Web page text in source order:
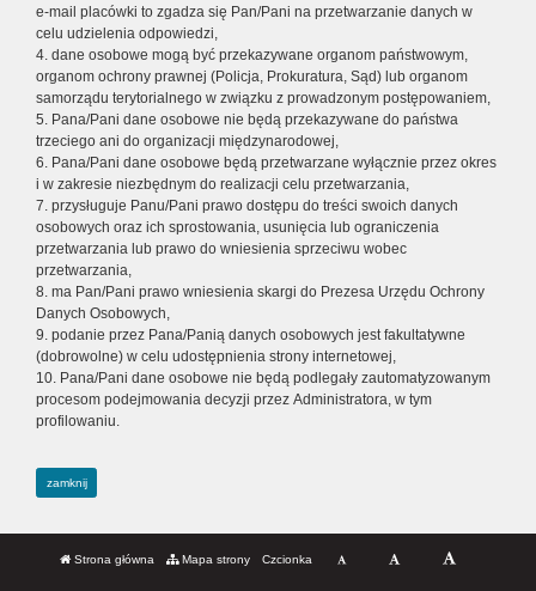
e-mail placówki to zgadza się Pan/Pani na przetwarzanie danych w
celu udzielenia odpowiedzi,
4. dane osobowe mogą być przekazywane organom państwowym,
organom ochrony prawnej (Policja, Prokuratura, Sąd) lub organom
samorządu terytorialnego w związku z prowadzonym postępowaniem,
5. Pana/Pani dane osobowe nie będą przekazywane do państwa
trzeciego ani do organizacji międzynarodowej,
6. Pana/Pani dane osobowe będą przetwarzane wyłącznie przez okres
i w zakresie niezbędnym do realizacji celu przetwarzania,
7. przysługuje Panu/Pani prawo dostępu do treści swoich danych
osobowych oraz ich sprostowania, usunięcia lub ograniczenia
przetwarzania lub prawo do wniesienia sprzeciwu wobec
przetwarzania,
8. ma Pan/Pani prawo wniesienia skargi do Prezesa Urzędu Ochrony
Danych Osobowych,
9. podanie przez Pana/Panią danych osobowych jest fakultatywne
(dobrowolne) w celu udostępnienia strony internetowej,
10. Pana/Pani dane osobowe nie będą podlegały zautomatyzowanym
procesom podejmowania decyzji przez Administratora, w tym
profilowaniu.
zamknij
Strona główna Mapa strony Czcionka